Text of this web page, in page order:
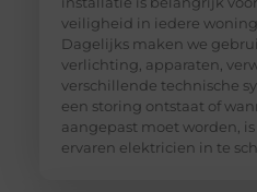
veiligheid in iedere
Dagelijks maken we
verlichting, apparaten,
verschillende technische
een storing ontstaat of
aangepast moet worden,
ervaren elektricien in te